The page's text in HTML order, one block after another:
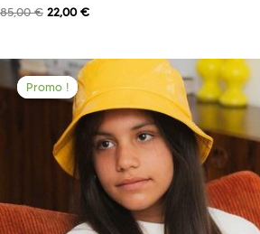
85,00€ 22,00€
Promo !
Promo !